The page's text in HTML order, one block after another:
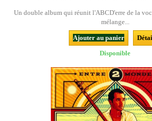
Un double album qui réunit l'ABCD'erre de la
mélange...
Ajouter au panier
Disponible